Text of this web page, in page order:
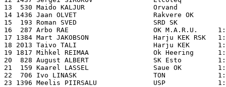
13  530 Maido KALJUR                 Orvand
14 1436 Jaan OLVET                   Rakvere OK
15  193 Roman SVED                   SRD SK
16  287 Arbo RAE                     OK M.A.R.U.
17 1384 Mart JAKOBSON                Harju KEK RSK
18 2013 Taivo TALI                   Harju KEK
19 1817 Mihkel REIMAA                Ok Heering
20  828 August ALBERT                SK Esto
21  159 Kaarel LASSEL                Saue OK
22  706 Ivo LINASK                   TON
23 1396 Meelis PIIRSALU              USP